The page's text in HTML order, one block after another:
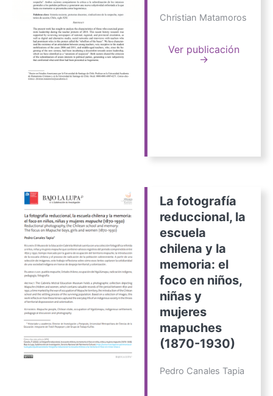
Christian Matamoros
Ver publicación
→
La fotografía
reduccional, la
escuela
chilena y la
memoria: el
foco en niños,
niñas y
mujeres
mapuches
(1870-1930)
Pedro Canales Tapia